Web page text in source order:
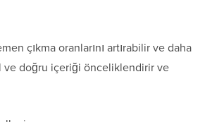
çıkma oranlarını artırabilir ve daha
ve doğru içeriği önceliklendirir ve